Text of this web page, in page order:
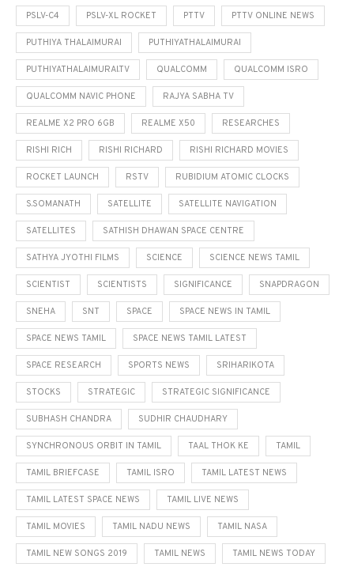
PSLV-C4 PSLV-XL ROCKET PTTV PTTV ONLINE NEWS
PUTHIYA THALAIMURAI PUTHIYATHALAIMURAI
PUTHIYATHALAIMURAI.TV QUALCOMM QUALCOMM ISRO
QUALCOMM NAVIC PHONE RAJYA SABHA TV
REALME X2 PRO 6GB REALME X50 RESEARCHES
RISHI RICH RISHI RICHARD RISHI RICHARD MOVIES
ROCKET LAUNCH RSTV RUBIDIUM ATOMIC CLOCKS
S.SOMANATH SATELLITE SATELLITE NAVIGATION
SATELLITES SATHISH DHAWAN SPACE CENTRE
SATHYA JYOTHI FILMS SCIENCE SCIENCE NEWS TAMIL
SCIENTIST SCIENTISTS SIGNIFICANCE SNAPDRAGON
SNEHA SNT SPACE SPACE NEWS IN TAMIL
SPACE NEWS TAMIL SPACE NEWS TAMIL LATEST
SPACE RESEARCH SPORTS NEWS SRIHARIKOTA
STOCKS STRATEGIC STRATEGIC SIGNIFICANCE
SUBHASH CHANDRA SUDHIR CHAUDHARY
SYNCHRONOUS ORBIT IN TAMIL TAAL THOK KE TAMIL
TAMIL BRIEFCASE TAMIL ISRO TAMIL LATEST NEWS
TAMIL LATEST SPACE NEWS TAMIL LIVE NEWS
TAMIL MOVIES TAMIL NADU NEWS TAMIL NASA
TAMIL NEW SONGS 2019 TAMIL NEWS TAMIL NEWS TODAY